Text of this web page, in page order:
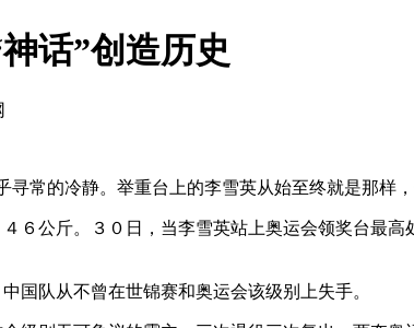
话”创造历史
常的冷静。举重台上的李雪英从始至终就是那样
６公斤。３０日，当李雪英站上奥运会领奖台最
国队从不曾在世锦赛和奥运会该级别上失手。